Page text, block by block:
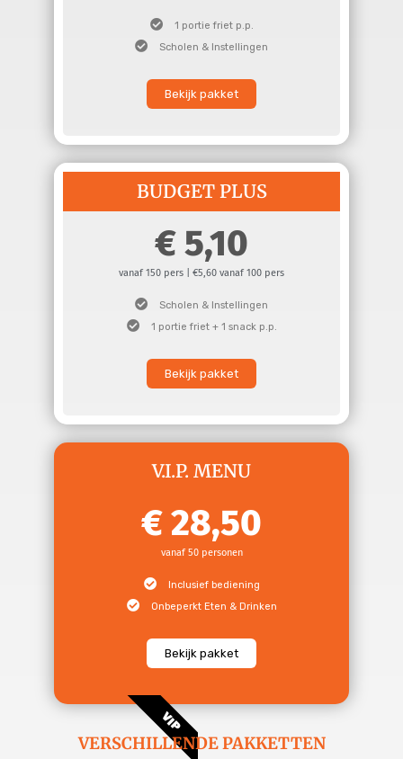
1 portie friet p.p.
Scholen & Instellingen
Bekijk pakket
BUDGET PLUS
5,10
vanaf 150 pers | €5,60 vanaf 100 pers
Scholen & Instellingen
1 portie friet + 1 snack p.p.
Bekijk pakket
V.I.P. MENU
28,50
vanaf 50 personen
Inclusief bediening
Onbeperkt Eten & Drinken
Bekijk pakket
VIP
VERSCHILLENDE PAKKETTEN